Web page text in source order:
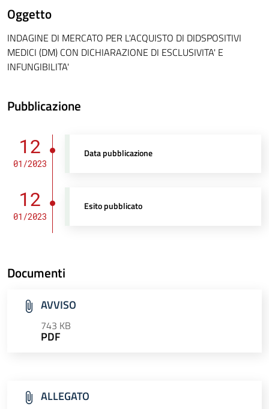
Oggetto
INDAGINE DI MERCATO PER L'ACQUISTO DI DIDSPOSITIVI
MEDICI (DM) CON DICHIARAZIONE DI ESCLUSIVITA' E
INFUNGIBILITA'
Pubblicazione
12
01/2023
Data pubblicazione
12
01/2023
Esito pubblicato
Documenti
AVVISO
743 KB
PDF
ALLEGATO